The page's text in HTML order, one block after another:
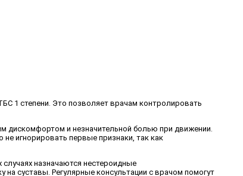
1 степени. Это позволяет врачам контролировать
дискомфортом и незначительной болью при движении.
игнорировать первые признаки, так как
назначаются нестероидные
суставы. Регулярные консультации с врачом помогут